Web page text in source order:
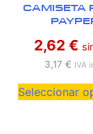
CAMISETA
2,62 €
3,17 € IVA
Seleccionar